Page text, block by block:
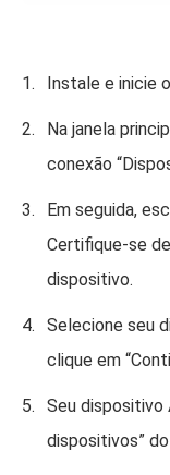
Instale e inicie
Na janela
conexão
Em seguida,
Certifique-se
dispositivo.
Selecione seu
clique em
Seu dispositivo
dispositivos”